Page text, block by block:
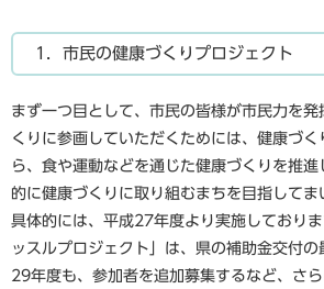
1．市民の健康づくりプロジェクト
まず一つ目として、市民の皆様が市民力を
くりに参画していただくためには、健康づ
ら、食や運動などを通じた健康づくりを推
的に健康づくりに取り組むまちを目指してま
具体的には、平成27年度より実施しており
ッスルプロジェクト」は、県の補助金交付
29年度も、参加者を追加募集するなど、さ